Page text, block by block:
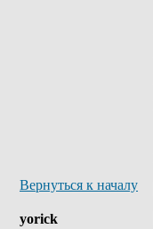
Вернуться к началу
yorick